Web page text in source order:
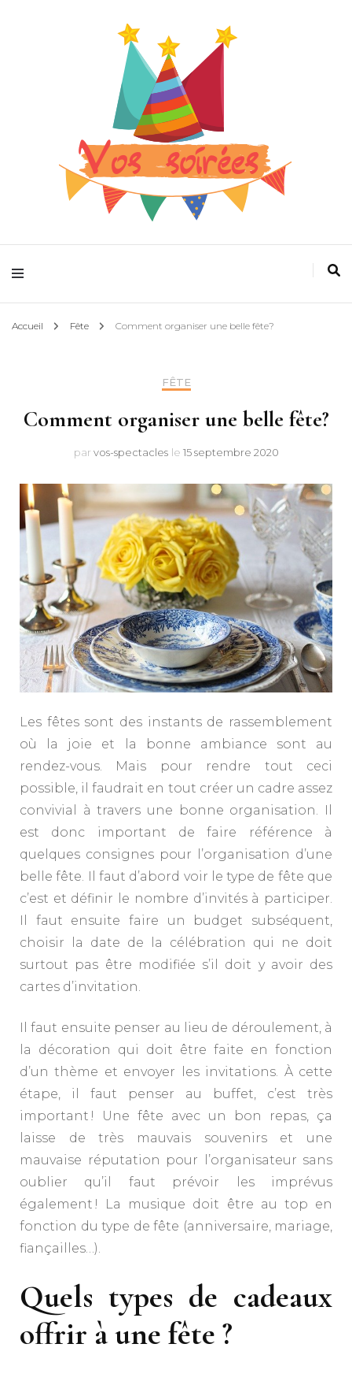
Vos spectacles
Pour que la fête devienne plus folle
Accueil Fête Comment organiser une belle fête?
FÊTE
Comment organiser une belle fête?
par vos-spectacles le 15 septembre 2020
Les fêtes sont des instants de rassemblement
où la joie et la bonne ambiance sont au
rendez-vous. Mais pour rendre tout ceci
possible, il faudrait en tout créer un cadre assez
convivial à travers une bonne organisation. Il
est donc important de faire référence à
quelques consignes pour l’organisation d’une
belle fête. Il faut d’abord voir le type de fête que
c’est et définir le nombre d’invités à participer.
Il faut ensuite faire un budget subséquent,
choisir la date de la célébration qui ne doit
surtout pas être modifiée s’il doit y avoir des
cartes d’invitation.
Il faut ensuite penser au lieu de déroulement, à
la décoration qui doit être faite en fonction
d’un thème et envoyer les invitations. À cette
étape, il faut penser au buffet, c’est très
important ! Une fête avec un bon repas, ça
laisse de très mauvais souvenirs et une
mauvaise réputation pour l’organisateur sans
oublier qu’il faut prévoir les imprévus
également ! La musique doit être au top en
fonction du type de fête (anniversaire, mariage,
fiançailles…).
Quels types de cadeaux
offrir à une fête ?